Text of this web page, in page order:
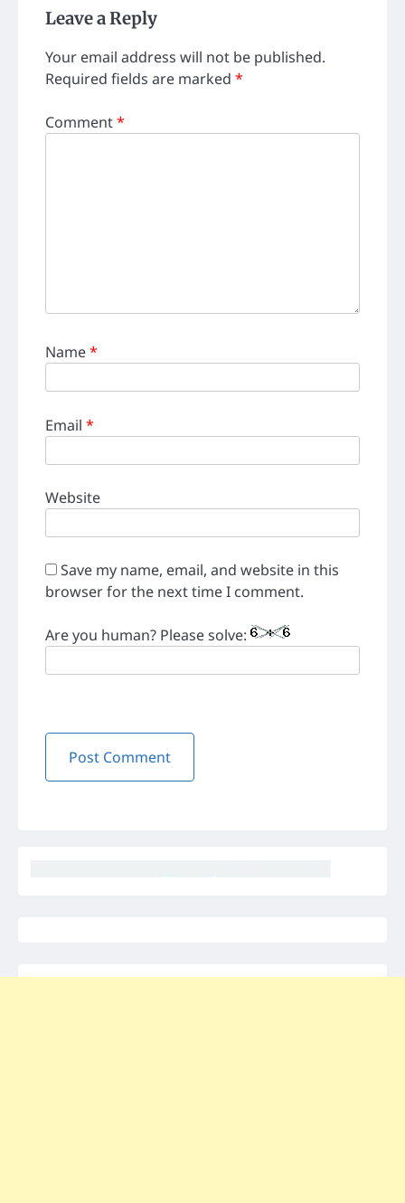
Leave a Reply
Your email address will not be published.
Required fields are marked *
Comment*
Name*
Email *
Website
Save my name, email, and website in this
browser for the next time I comment.
Are you human? Please solve: